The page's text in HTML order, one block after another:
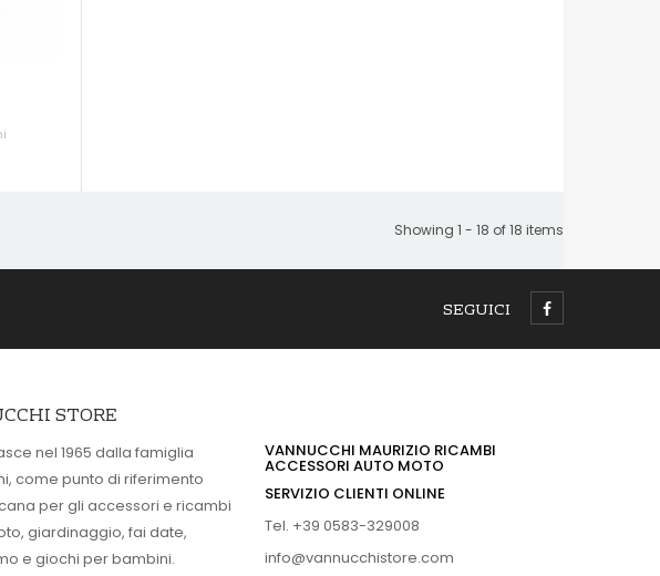
Showing 1 - 18 of 18 items
SEGUICI
STORE
nel 1965 dalla famiglia
come punto di riferimento
per gli accessori e ricambi
giardinaggio, fai date,
e giochi per bambini.
VANNUCCHI MAURIZIO RICAMBI
ACCESSORI AUTO MOTO
SERVIZIO CLIENTI ONLINE
Tel. +39 0583-329008
info@vannucchistore.com